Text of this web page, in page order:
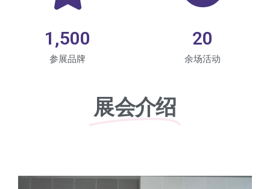
参展品牌
1,500
余场活动
20
展会介绍